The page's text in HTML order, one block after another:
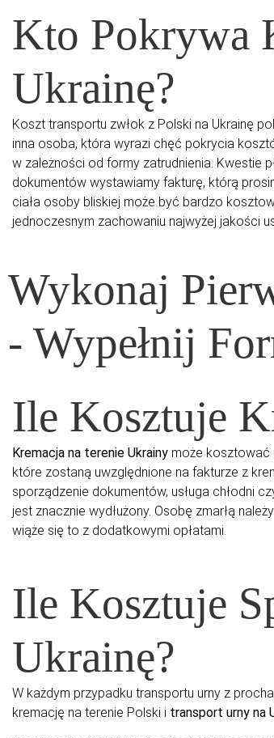
Kto Pokrywa
Ukrainę?
Koszt transportu zwłok z Polski na Ukrainę
inna osoba, która wyrazi chęć pokrycia
w zależności od formy zatrudnienia. Kwestie
dokumentów wystawiamy fakturę, którą
ciała osoby bliskiej może być bardzo
jednoczesnym zachowaniu najwyżej jakości
Wykonaj
- Wypełnij
Ile Kosztuje
Kremacja na terenie Ukrainy może kosztować
które zostaną uwzględnione na fakturze z
sporządzenie dokumentów, usługa chłodni
jest znacznie wydłużony. Osobę zmarłą
wiąże się to z dodatkowymi opłatami.
Ile Kosztuje
Ukrainę?
W każdym przypadku transportu urny z
kremację na terenie Polski i transport urny na